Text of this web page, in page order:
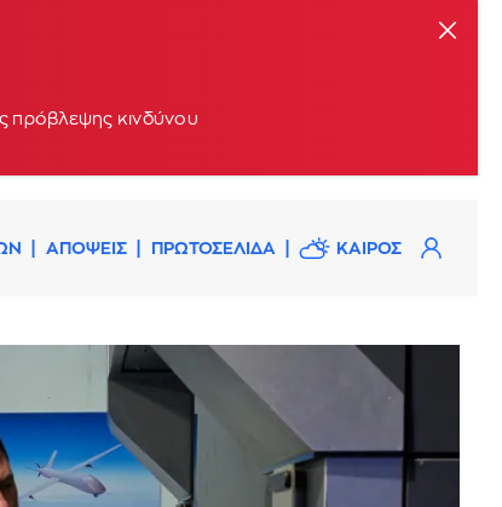
πρόβλεψης κινδύνου
ΑΠΟΨΕΙΣ ΠΡΩΤΟΣΕΛΙΔΑ ΚΑΙΡΟΣ